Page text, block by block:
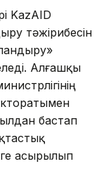
KazAID
тәжірибесін
Алғашқы
бастап
асырылып